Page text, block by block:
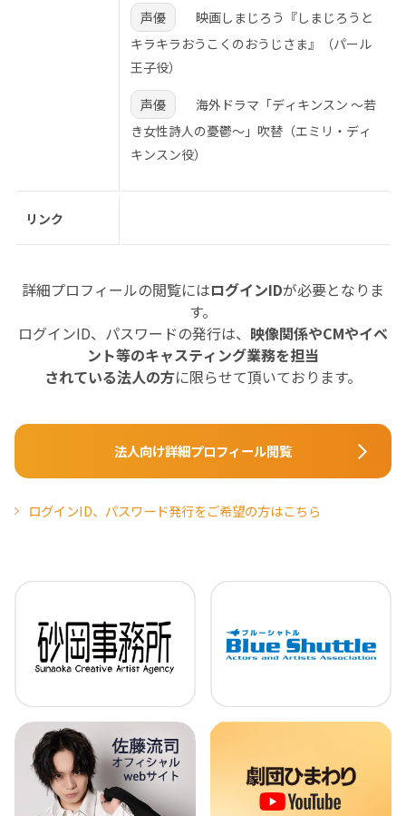
声優
映画しまじろう『しまじろうと
キラキラおうこくのおうじさま』（パール
王子役）
声優
海外ドラマ「ディキンスン ～若
き女性詩人の憂鬱～」吹替（エミリ・ディ
キンスン役）
リンク
詳細プロフィールの閲覧にはログインIDが必要となりま
す。
ログインID、パスワードの発行は、 映像関係やCMやイベ
ント等のキャスティング業務を担当
されている法人の方に限らせて頂いております。
法人向け詳細プロフィール閲覧
ログインID、パスワード発行をご希望の方はこちら